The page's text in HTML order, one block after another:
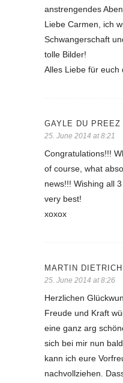
anstrengendes
Liebe Carmen, ich
Schwangerschaft
tolle Bilder!
Alles Liebe für euch
GAYLE DU PREEZ
25. June 2014 at 8:21
Congratulations!!!
of course, what
news!!! Wishing all
very best!
xoxox
MARTIN DIETRICH
25. June 2014 at 8:26
Herzlichen
Freude und Kraft
eine ganz arg
sich bei mir nun
kann ich eure
nachvollziehen.